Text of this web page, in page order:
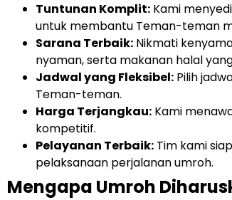
Tuntunan Komplit: Kami
untuk membantu Teman-teman
Sarana Terbaik: Nikmati
nyaman, serta makanan halal
Jadwal yang Fleksibel: Pilih
Teman-teman.
Harga Terjangkau: Kami
kompetitif.
Pelayanan Terbaik: Tim kami
pelaksanaan perjalanan umroh.
Mengapa Umroh